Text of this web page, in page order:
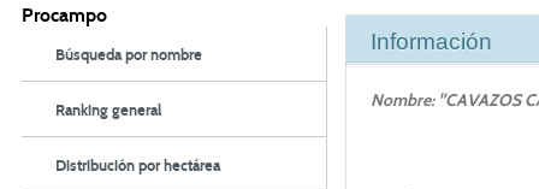
Procampo
Búsqueda por nombre
Ranking general
Distribución por hectárea
Información
Nombre: "CAVAZOS